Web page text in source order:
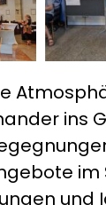
ins
und